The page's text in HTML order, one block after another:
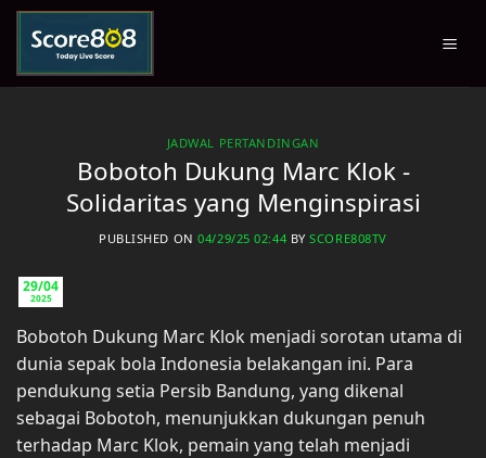
Skip
content
JADWAL PERTANDINGAN
Bobotoh Dukung Marc Klok -
Solidaritas yang Menginspirasi
PUBLISHED ON04/29/25 02:44 BYSCORE808TV
29/04
2025
Bobotoh Dukung Marc Klok menjadi sorotan utama di
dunia sepak bola Indonesia belakangan ini. Para
pendukung setia Persib Bandung, yang dikenal
sebagai Bobotoh, menunjukkan dukungan penuh
terhadap Marc Klok, pemain yang telah menjadi